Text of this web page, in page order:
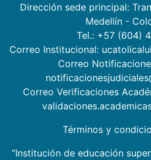
Dirección sede principal:
Medellín -
Tel.: +57 (604)
Correo Institucional:
Correo
Correo Verificaciones
Términos y
“Institución de educación